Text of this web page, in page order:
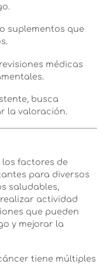
suplementos que
médicas
busca
la valoración.
factores de
para diversos
saludables,
actividad
que pueden
y mejorar la
tiene múltiples